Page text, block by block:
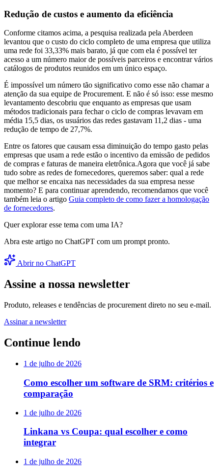
Redução de custos e aumento da eficiência
Conforme citamos acima, a pesquisa realizada pela Aberdeen
levantou que o custo do ciclo completo de uma empresa que utiliza
uma rede foi 33,33% mais barato, já que com ela é possível ter
acesso a um número maior de possíveis parceiros e encontrar vários
catálogos de produtos reunidos em um único espaço.
É impossível um número tão significativo como esse não chamar a
atenção da sua equipe de Procurement. E não é só isso: esse mesmo
levantamento descobriu que enquanto as empresas que usam
métodos tradicionais para fechar o ciclo de compras levavam em
média 15,5 dias, os usuários das redes gastavam 11,2 dias - uma
redução de tempo de 27,7%.
Entre os fatores que causam essa diminuição do tempo gasto pelas
empresas que usam a rede estão o incentivo da emissão de pedidos
de compras e faturas de maneira eletrônica.Agora que você já sabe
tudo sobre as redes de fornecedores, queremos saber: qual a rede
que melhor se encaixa nas necessidades da sua empresa nesse
momento? E para continuar aprendendo, recomendamos que você
também leia o artigo Guia completo de como fazer a homologação
de fornecedores.
Quer explorar esse tema com uma IA?
Abra este artigo no ChatGPT com um prompt pronto.
Abrir no ChatGPT
Assine a nossa newsletter
Produto, releases e tendências de procurement direto no seu e-mail.
Assinar a newsletter
Continue lendo
1 de julho de 2026
Como escolher um software de SRM: critérios e
comparação
1 de julho de 2026
Linkana vs Coupa: qual escolher e como
integrar
1 de julho de 2026